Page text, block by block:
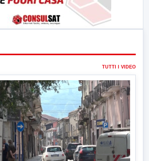
TUTTI I VIDEO